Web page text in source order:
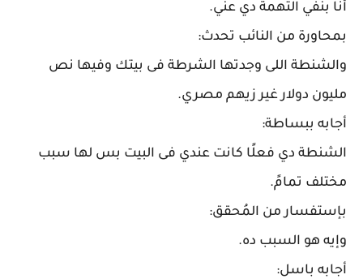
أنا بنفي التهمة دي عني.
بمحاورة من النائب تحدث:
والشنطة اللى وجدتها الشرطة فى بيتك وفيها نص
مليون دولار غير زيهم مصري.
أجابه ببساطة:
الشنطة دي فعلًا كانت عندي فى البيت بس لها سبب
مختلف تمامً.
بإستفسار من المُحقق:
وإيه هو السبب ده.
أجابه باسل: